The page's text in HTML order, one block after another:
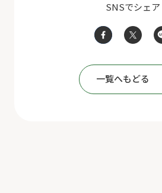
SNSでシェア
一覧へもどる